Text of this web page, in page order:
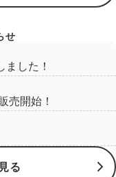
せ
した！
売開始！
る